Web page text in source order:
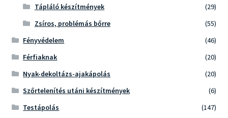
Tápláló készítmények
(29)
Zsíros, problémás bőrre
(55)
Fényvédelem
(46)
Férfiaknak
(20)
Nyak-dekoltázs-ajakápolás
(20)
Szőrtelenítés utáni készítmények
(6)
Testápolás
(147)